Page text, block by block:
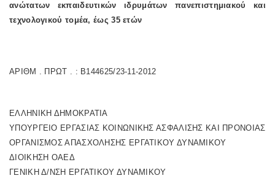
ανώτατων εκπαιδευτικών ιδρυμάτων πανεπιστημιακού και
τεχνολογικού τομέα, έως 35 ετών
ΑΡΙΘΜ . ΠΡΩΤ . : Β144625/23-11-2012
ΕΛΛΗΝΙΚΗ ΔΗΜΟΚΡΑΤΙΑ
ΥΠΟΥΡΓΕΙΟ ΕΡΓΑΣΙΑΣ ΚΟΙΝΩΝΙΚΗΣ ΑΣΦΑΛΙΣΗΣ ΚΑΙ ΠΡΟΝΟΙΑΣ
ΟΡΓΑΝΙΣΜΟΣ ΑΠΑΣΧΟΛΗΣΗΣ ΕΡΓΑΤΙΚΟΥ ΔΥΝΑΜΙΚΟΥ
ΔΙΟΙΚΗΣΗ ΟΑΕΔ
ΓΕΝΙΚΗ Δ/ΝΣΗ ΕΡΓΑΤΙΚΟΥ ΔΥΝΑΜΙΚΟΥ